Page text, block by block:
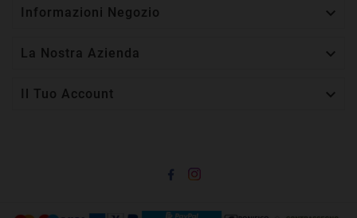
Informazioni Negozio 
La Nostra Azienda 
Il Tuo Account 